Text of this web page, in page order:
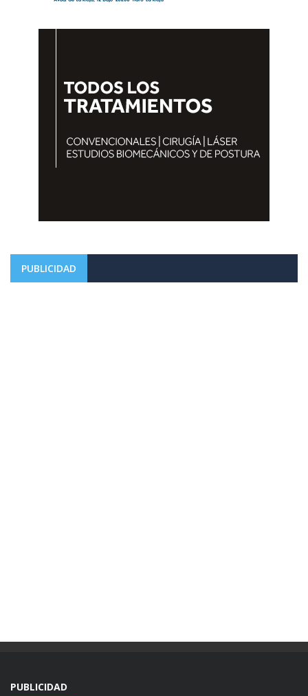
PUBLICIDAD
PUBLICIDAD